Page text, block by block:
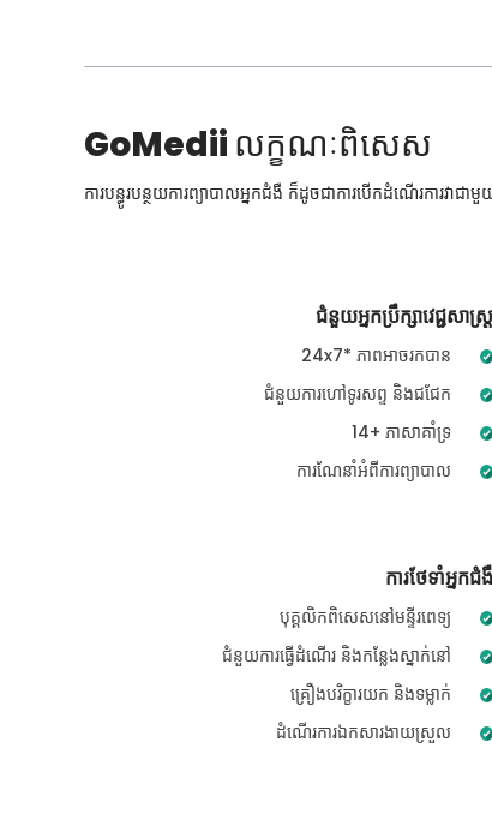
GoMedii លក្ខណៈពិសេស
ការបន្ធូរបន្ថយការព្យាបាលអ្នកជំងឺ ក៏ដូចជាការបើកដំណើរការវ
ជំនួយអ្នកប្រឹក្សាវេជ្ជសាស្ត្រ
24x7* ភាពអាចរកបាន
ជំនួយការហៅទូរសព្ទ និងជជែក
14+ ភាសាគាំទ្រ
ការណែនាំអំពីការព្យាបាល
ការថែទាំអ្នកជំងឺ
បុគ្គលិកពិសេសនៅមន្ទីរពេទ្យ
ជំនួយការធ្វើដំណើរ និងកន្លែងស្នាក់នៅ
គ្រឿងបរិក្ខារយក និងទម្លាក់
ដំណើរការឯកសារងាយស្រួល